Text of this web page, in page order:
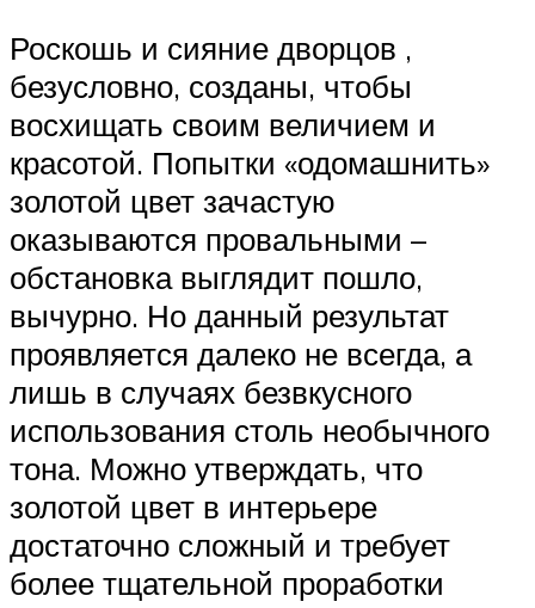
Роскошь и сияние дворцов ,
безусловно, созданы, чтобы
восхищать своим величием и
красотой. Попытки «одомашнить»
золотой цвет зачастую
оказываются провальными –
обстановка выглядит пошло,
вычурно. Но данный результат
проявляется далеко не всегда, а
лишь в случаях безвкусного
использования столь необычного
тона. Можно утверждать, что
золотой цвет в интерьере
достаточно сложный и требует
более тщательной проработки